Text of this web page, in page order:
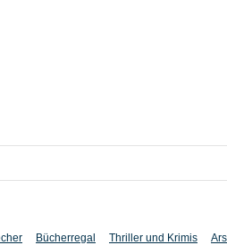
Bücherregal Thriller und Krimis